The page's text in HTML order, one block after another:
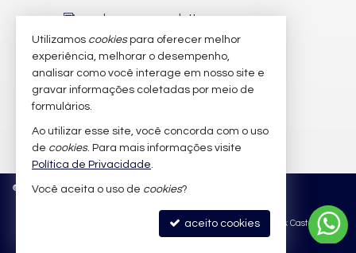
receba nosso newsletter
indicadores financeiros
cadastre seu imóvel
imóveis favoritos
mapa de imóveis
© 2026 CRECI/SC 6.388-J Política de Privacidade
Site para imobiliárias: Castel Digital
Utilizamos cookiespara oferecer melhor
experiência, melhorar o desempenho,
analisar como você interage em nosso site e
gravar informações coletadas por meio de
formulários.
Ao utilizar esse site, você concorda com o uso
de cookies. Para mais informações visite
Política de Privacidade.
Você aceita o uso de cookies?
aceito cookies